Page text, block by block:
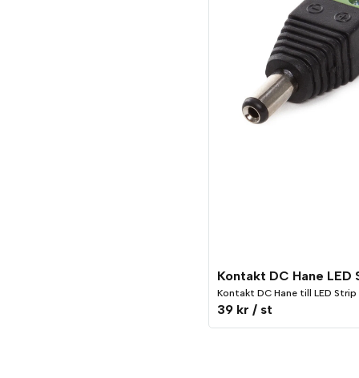
Kontakt DC Hane till LED Strip
39 kr / st